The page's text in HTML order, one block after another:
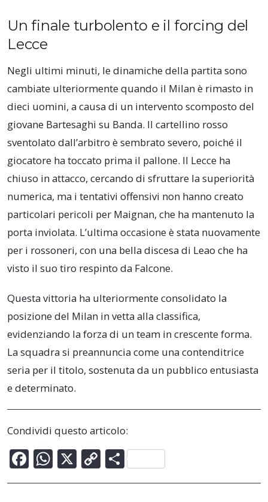
Un finale turbolento e il forcing del
Lecce
Negli ultimi minuti, le dinamiche della partita sono
cambiate ulteriormente quando il Milan è rimasto in
dieci uomini, a causa di un intervento scomposto del
giovane Bartesaghi su Banda. Il cartellino rosso
sventolato dall’arbitro è sembrato severo, poiché il
giocatore ha toccato prima il pallone. Il Lecce ha
chiuso in attacco, cercando di sfruttare la superiorità
numerica, ma i tentativi offensivi non hanno creato
particolari pericoli per Maignan, che ha mantenuto la
porta inviolata. L’ultima occasione è stata nuovamente
per i rossoneri, con una bella discesa di Leao che ha
visto il suo tiro respinto da Falcone.
Questa vittoria ha ulteriormente consolidato la
posizione del Milan in vetta alla classifica,
evidenziando la forza di un team in crescente forma.
La squadra si preannuncia come una contenditrice
seria per il titolo, sostenuta da un pubblico entusiasta
e determinato.
Condividi questo articolo:
F
ac
W
h
X C
o
C
o